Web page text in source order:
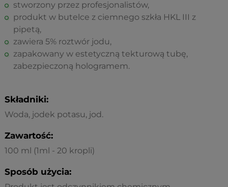
stworzony przez profesjonalistów,
produkt w butelce z ciemnego szkła HKL III z
pipetą,
zawiera 5% roztwór jodu,
zapakowany w estetyczną tekturową tubę,
zabezpieczoną hologramem.
Składniki:
Woda, jodek potasu, jod.
Zawartość:
100 ml (1ml - 20 kropli)
Sposób użycia: